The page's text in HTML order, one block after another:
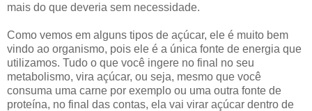
mais do que deveria sem necessidade.
Como vemos em alguns tipos de açúcar, ele é muito bem
vindo ao organismo, pois ele é a única fonte de energia que
utilizamos. Tudo o que você ingere no final no seu
metabolismo, vira açúcar, ou seja, mesmo que você
consuma uma carne por exemplo ou uma outra fonte de
proteína, no final das contas, ela vai virar açúcar dentro de